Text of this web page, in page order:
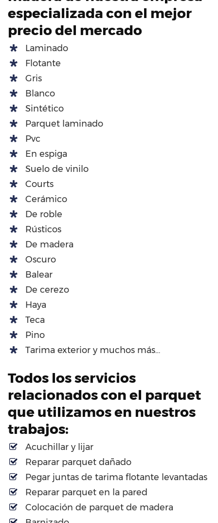
especializada con el mejor
precio del mercado
Laminado
Flotante
Gris
Blanco
Sintético
Parquet laminado
Pvc
En espiga
Suelo de vinilo
Courts
Cerámico
De roble
Rústicos
De madera
Oscuro
Balear
De cerezo
Haya
Teca
Pino
Tarima exterior y muchos más…
Todos los servicios
relacionados con el parquet
que utilizamos en nuestros
trabajos:
Acuchillar y lijar
Reparar parquet dañado
Pegar juntas de tarima flotante levantadas
Reparar parquet en la pared
Colocación de parquet de madera